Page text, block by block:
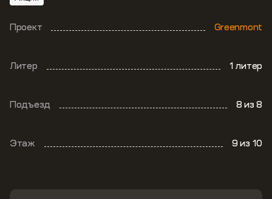
Проект Greenmont
Литер 1 литер
Подъезд 8из 8
Этаж 9из 10